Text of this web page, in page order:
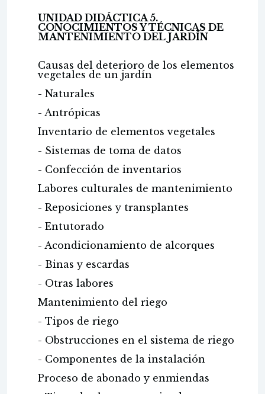
UNIDAD DIDÁCTICA 5.
CONOCIMIENTOS Y TÉCNICAS DE
MANTENIMIENTO DEL JARDÍN
Causas del deterioro de los elementos
vegetales de un jardín
- Naturales
- Antrópicas
Inventario de elementos vegetales
- Sistemas de toma de datos
- Confección de inventarios
Labores culturales de mantenimiento
- Reposiciones y transplantes
- Entutorado
- Acondicionamiento de alcorques
- Binas y escardas
- Otras labores
Mantenimiento del riego
- Tipos de riego
- Obstrucciones en el sistema de riego
- Componentes de la instalación
Proceso de abonado y enmiendas